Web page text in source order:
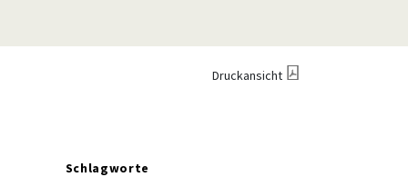
Druckansicht
Schlagworte